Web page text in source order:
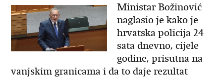
Ministar Božinović
naglasio je kako je
hrvatska policija 24
sata dnevno, cijele
godine, prisutna na
vanjskim granicama i da to daje rezultat